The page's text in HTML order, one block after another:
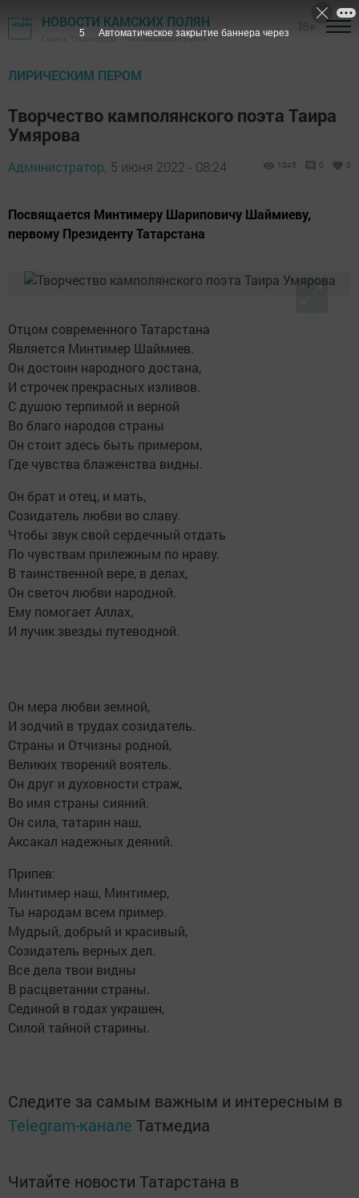
НОВОСТИ КАМСКИХ ПОЛЯН
Газета "Посинформ" - Нижнекамский район
ЛИРИЧЕСКИМ ПЕРОМ
Творчество камполянского поэта Таира
Умярова
Администратор, 5 июня 2022 - 08:24 1045 0 0
Посвящается Минтимеру Шариповичу Шаймиеву,
первому Президенту Татарстана
Отцом современного Татарстана
Является Минтимер Шаймиев.
Он достоин народного достана,
И строчек прекрасных изливов.
С душою терпимой и верной
Во благо народов страны
Он стоит здесь быть примером,
Где чувства блаженства видны.
Он брат и отец, и мать,
Созидатель любви во славу.
Чтобы звук свой сердечный отдать
По чувствам прилежным по нраву.
В таинственной вере, в делах,
Он светоч любви народной.
Ему помогает Аллах,
И лучик звезды путеводной.
Он мера любви земной,
И зодчий в трудах созидатель.
Страны и Отчизны родной,
Великих творений воятель.
Он друг и духовности страж,
Во имя страны сияний.
Он сила, татарин наш,
Аксакал надежных деяний.
Припев:
Минтимер наш, Минтимер,
Ты народам всем пример.
Мудрый, добрый и красивый,
Созидатель верных дел.
Все дела твои видны
В расцветании страны.
Сединой в годах украшен,
Силой тайной старины.
Следите за самым важным и интересным в
Telegram-канале Татмедиа
Читайте новости Татарстана в
4 Автоматическое закрытие баннера через